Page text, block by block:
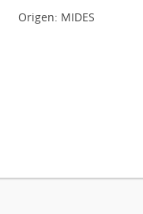
Origen: MIDES